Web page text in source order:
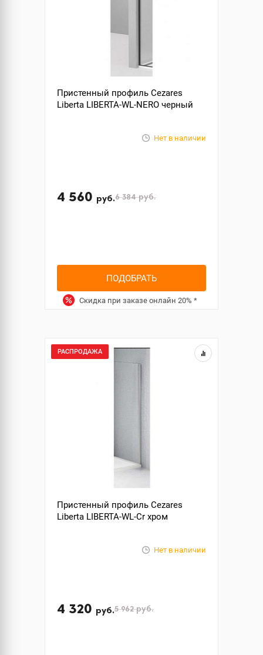
Пристенный профиль Cezares
Liberta LIBERTA-WL-NERO черный
Нет в наличии
4 560 руб.6 384руб.
ПОДОБРАТЬ
Скидка при заказе онлайн 20% *
РАСПРОДАЖА
Пристенный профиль Cezares
Liberta LIBERTA-WL-Cr хром
Нет в наличии
4 320 руб.5 962руб.